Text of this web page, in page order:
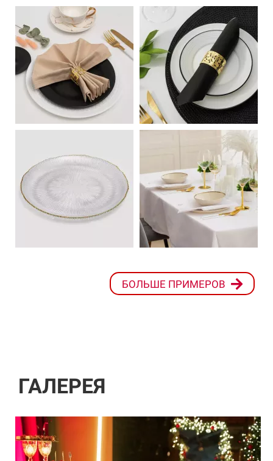
БОЛЬШЕ ПРИМЕРОВ
ГАЛЕРЕЯ